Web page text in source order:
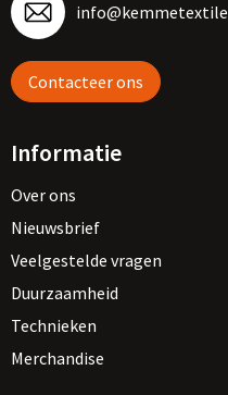
Contacteer ons
Informatie
Over ons
Nieuwsbrief
Veelgestelde vragen
Duurzaamheid
Technieken
Merchandise